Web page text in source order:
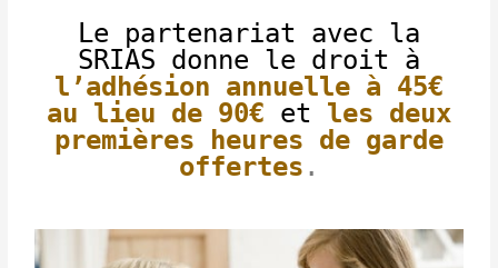
Le partenariat avec la
SRIAS donne le droit à
l’adhésion annuelle à 45€
au lieu de 90€ et les deux
premières heures de garde
offertes .